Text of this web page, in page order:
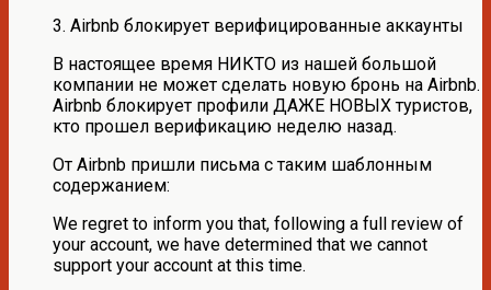
3. Airbnb блокирует верифицированные аккаунты
В настоящее время НИКТО из нашей большой
компании не может сделать новую бронь на Airbnb.
Airbnb блокирует профили ДАЖЕ НОВЫХ туристов,
кто прошел верификацию неделю назад.
От Airbnb пришли письма с таким шаблонным
содержанием:
We regret to inform you that, following a full review of
your account, we have determined that we cannot
support your account at this time.